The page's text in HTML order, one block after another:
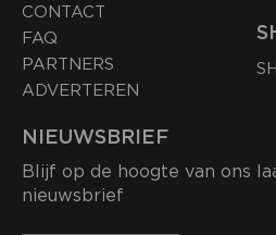
CONTACT
FAQ
PARTNERS
ADVERTEREN
NIEUWSBRIEF
Blijf op de hoogte van ons
nieuwsbrief